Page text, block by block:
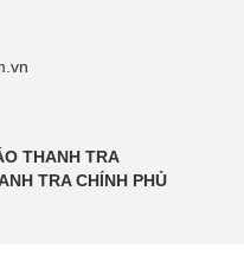
THANH TRA
TRA CHÍNH PHỦ